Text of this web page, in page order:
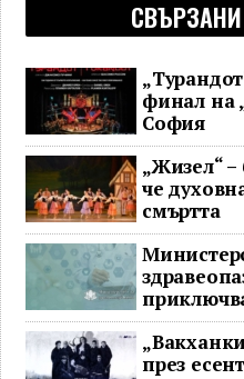
финал на
София
„Жизел“
че
смъртта
ключови
през